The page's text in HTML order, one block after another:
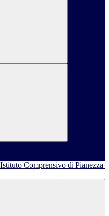
Istituto Comprensivo di Pianezza